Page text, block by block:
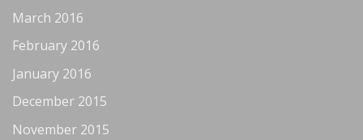
March 2016
February 2016
January 2016
December 2015
November 2015